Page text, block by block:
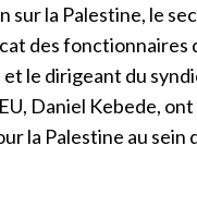
sur la Palestine, le
des fonctionnaires
le dirigeant du
Daniel Kebede,
la Palestine au sein